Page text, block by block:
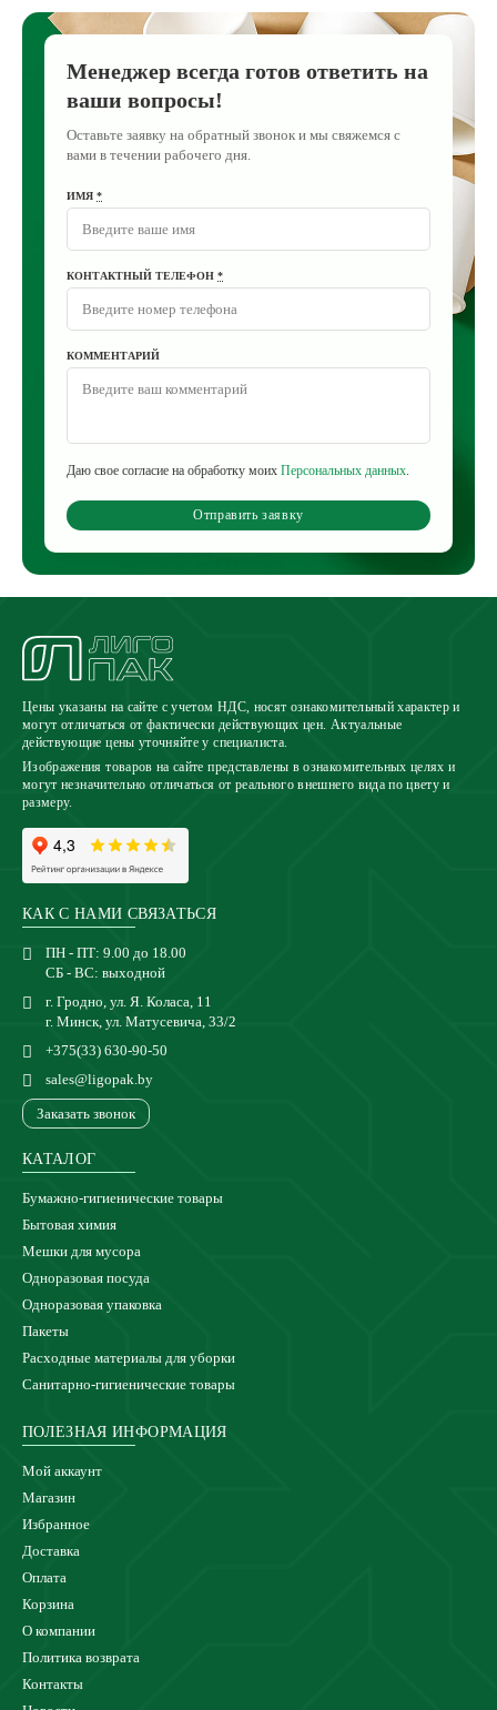
Менеджер всегда готов ответить на
ваши вопросы!
Оставьте заявку на обратный звонок и мы свяжемся с
вами в течении рабочего дня.
ИМЯ *
КОНТАКТНЫЙ ТЕЛЕФОН *
КОММЕНТАРИЙ
Даю свое согласие на обработку моих Персональных данных.
Отправить заявку
Цены указаны на сайте с учетом НДС, носят ознакомительный характер и
могут отличаться от фактически действующих цен. Актуальные
действующие цены уточняйте у специалиста.
Изображения товаров на сайте представлены в ознакомительных целях и
могут незначительно отличаться от реального внешнего вида по цвету и
размеру.
КАК С НАМИ СВЯЗАТЬСЯ
ПН - ПТ: 9.00 до 18.00
СБ - ВС: выходной
г. Гродно, ул. Я. Коласа, 11
г. Минск, ул. Матусевича, 33/2
+375(33) 630-90-50
sales@ligopak.by
Заказать звонок
КАТАЛОГ
Бумажно-гигиенические товары
Бытовая химия
Мешки для мусора
Одноразовая посуда
Одноразовая упаковка
Пакеты
Расходные материалы для уборки
Санитарно-гигиенические товары
ПОЛЕЗНАЯ ИНФОРМАЦИЯ
Мой аккаунт
Магазин
Избранное
Доставка
Оплата
Корзина
О компании
Политика возврата
Контакты